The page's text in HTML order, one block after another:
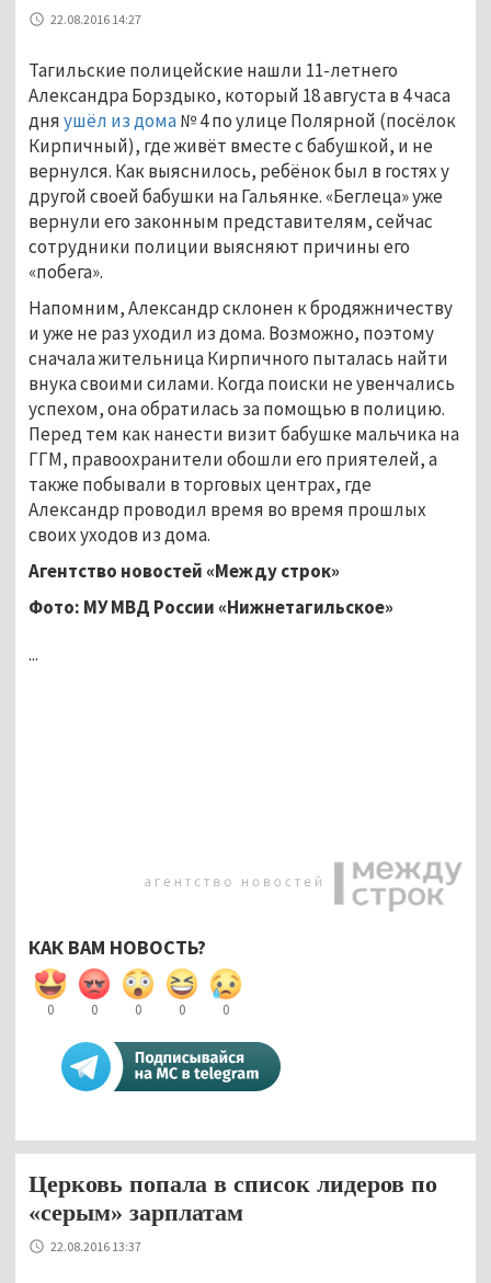
22.08.2016 14:27
Тагильские полицейские нашли 11-летнего
Александра Борздыко, который 18 августа в 4 часа
дняушёл из дома№ 4 по улице Полярной (посёлок
Кирпичный), где живёт вместе с бабушкой, и не
вернулся. Как выяснилось, ребёнок был в гостях у
другой своей бабушки на Гальянке. «Беглеца» уже
вернули его законным представителям, сейчас
сотрудники полиции выясняют причины его
«побега».
Напомним, Александр склонен к бродяжничеству
и уже не раз уходил из дома. Возможно, поэтому
сначала жительница Кирпичного пыталась найти
внука своими силами. Когда поиски не увенчались
успехом, она обратилась за помощью в полицию.
Перед тем как нанести визит бабушке мальчика на
ГГМ, правоохранители обошли его приятелей, а
также побывали в торговых центрах, где
Александр проводил время во время прошлых
своих уходов из дома.
Агентство новостей «Между строк»
Фото: МУ МВД России «Нижнетагильское»
...
КАК ВАМ НОВОСТЬ?
0 0 0 0 0
Церковь попала в список лидеров по
«серым» зарплатам
22.08.2016 13:37